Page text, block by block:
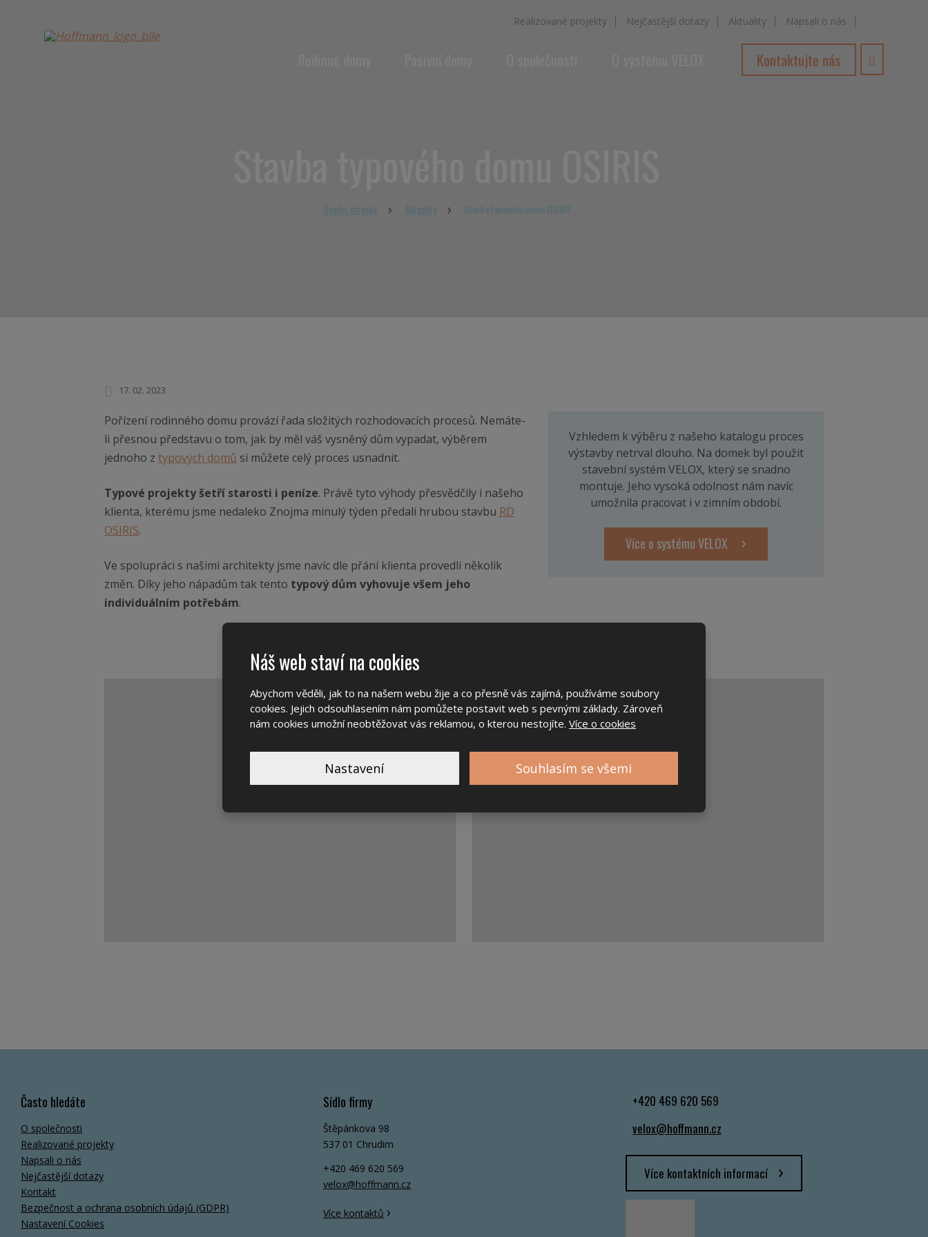
Realizované projekty Nejčastější dotazy Aktuality Napsali o nás
Kontaktujte nás
Úvodní stránka Aktuality Stavba typového domu OSIRIS
17. 02. 2023
Pořízení rodinného domu provází řada složitých rozhodovacích procesů. Nemáte-
li přesnou představu o tom, jak by měl váš vysněný dům vypadat, výběrem
jednoho z typových domů si můžete celý proces usnadnit.
Typové projekty šetří starosti i peníze. Právě tyto výhody přesvědčily i našeho
klienta, kterému jsme nedaleko Znojma minulý týden předali hrubou stavbu RD
OSIRIS.
Ve spolupráci s našimi architekty jsme navíc dle přání klienta provedli několik
změn. Díky jeho nápadům tak tento typový dům vyhovuje všem jeho
individuálním potřebám.
Vzhledem k výběru z našeho katalogu proces
výstavby netrval dlouho. Na domek byl použit
stavební systém VELOX, který se snadno
montuje. Jeho vysoká odolnost nám navíc
umožnila pracovat i v zimním období.
Více o systému VELOX
Často hledáte
O společnosti
Realizované projekty
Napsali o nás
Nejčastější dotazy
Kontakt
Bezpečnost a ochrana osobních údajů (GDPR)
Nastavení Cookies
Sídlo firmy
Štěpánkova 98
537 01 Chrudim
+420 469 620 569
velox@hoffmann.cz
Více kontaktů ›
+420 469 620 569
velox@hoffmann.cz
Více kontaktních informací
Náš web staví na cookies
Abychom věděli, jak to na našem webu žije a co přesně vás zajímá, používáme soubory
cookies. Jejich odsouhlasením nám pomůžete postavit web s pevnými základy. Zároveň
nám cookies umožní neobtěžovat vás reklamou, o kterou nestojíte. Více o cookies
Nastavení Souhlasím se všemi